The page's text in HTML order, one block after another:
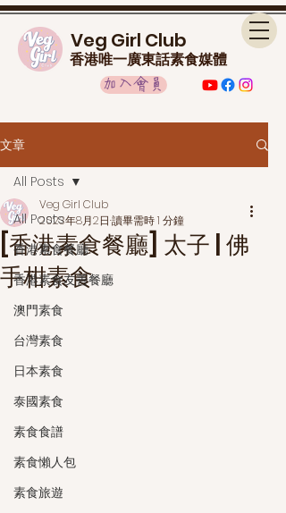
Veg Girl Club
香港唯一廣東話素食媒體
加入會員
文章
All Posts
香港素食餐廳
香港素食友善餐廳
澳門素食
台灣素食
日本素食
泰國素食
素食食譜
素食懶人包
素食旅遊
All Posts
[香港素食餐廳] 太子 | 佛
手柑素食
Veg Girl Club
2023年8月2日 讀畢需時 1 分鐘